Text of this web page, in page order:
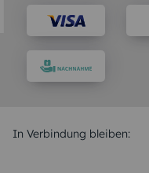
In Verbindung bleiben: